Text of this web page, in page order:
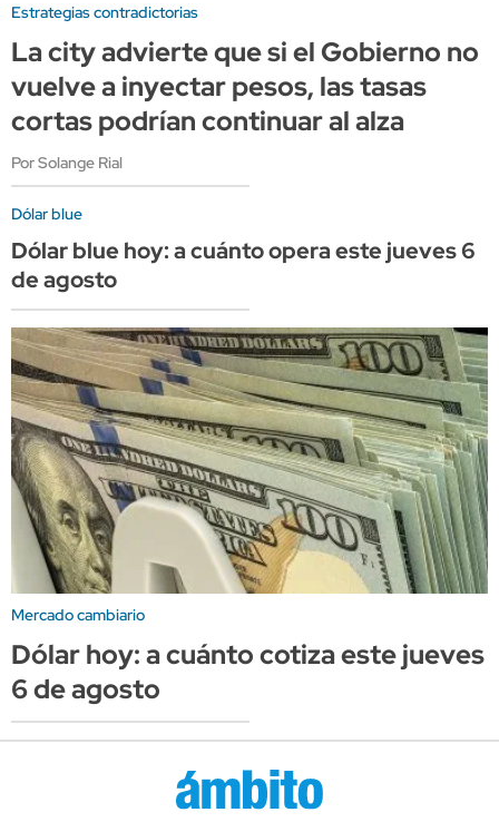
Estrategias contradictorias
La city advierte que si el Gobierno no
vuelve a inyectar pesos, las tasas
cortas podrían continuar al alza
Por Solange Rial
Dólar blue
Dólar blue hoy: a cuánto opera este jueves 6
de agosto
Mercado cambiario
Dólar hoy: a cuánto cotiza este jueves
6 de agosto